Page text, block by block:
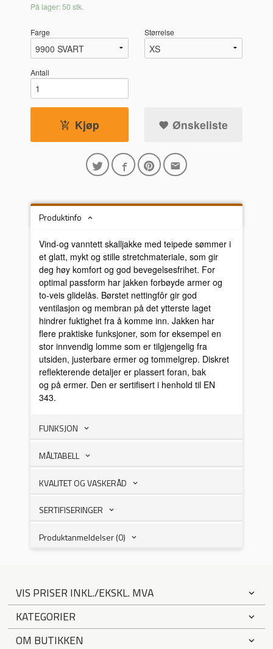
På lager: 50 stk.
Farge Størrelse
Antall
Kjøp Ønskeliste
Produktinfo
Vind-og vanntett skalljakke med teipede sømmer i
et glatt, mykt og stille stretchmateriale, som gir
deg høy komfort og god bevegelsesfrihet. For
optimal passform har jakken forbøyde armer og
to-veis glidelås. Børstet nettingfôr gir god
ventilasjon og membran på det ytterste laget
hindrer fuktighet fra å komme inn. Jakken har
flere praktiske funksjoner, som for eksempel en
stor innvendig lomme som er tilgjengelig fra
utsiden, justerbare ermer og tommelgrep. Diskret
reflekterende detaljer er plassert foran, bak
og på ermer. Den er sertifisert i henhold til EN
343.
FUNKSJON
MÅLTABELL
KVALITET OG VASKERÅD
SERTIFISERINGER
Produktanmeldelser (0)
VIS PRISER INKL./EKSKL. MVA
KATEGORIER
OM BUTIKKEN